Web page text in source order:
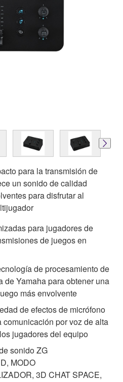
para la transmisión de
un sonido de calidad
para disfrutar al
para jugadores de
de juegos en
de procesamiento de
de Yamaha para obtener una
más envolvente
de efectos de micrófono
comunicación por voz de alta
jugadores del equipo
sonido ZG
MODO
3D CHAT SPACE,